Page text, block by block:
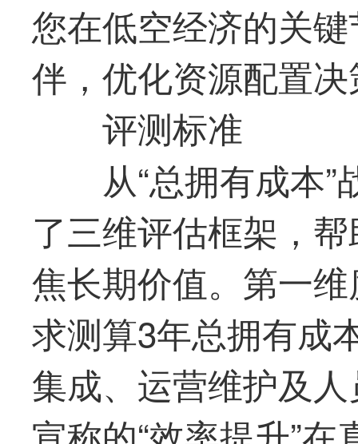
您在低空经济的关
伴，优化资源配置
评测标准
从“总拥有成本
了三维评估框架，
焦长期价值。 第一
求测算3年总拥有成
集成、运营维护及
宣称的“效率提升”